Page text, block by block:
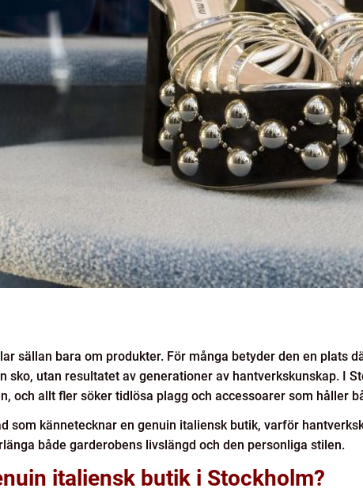
sällan bara om produkter. För många betyder den en plats
sko, utan resultatet av generationer av hantverkskunskap. I
och allt fler söker tidlösa plagg och accessoarer som håller
som kännetecknar en genuin italiensk butik, varför
både garderobens livslängd och den personliga stilen.
italiensk butik i Stockholm?